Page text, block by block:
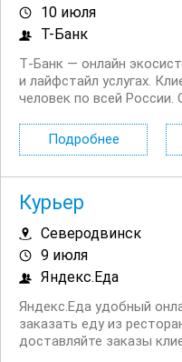
10 июля
Т-Банк
Т‑Банк — онлайн
и лайфстайл услугах.
человек по всей
будете делать:
депозитным продуктам
Подробнее
Курьер
Северодвинск
9 июля
Яндекс.Еда
Яндекс.Еда удобный
заказать еду из
доставляйте заказы